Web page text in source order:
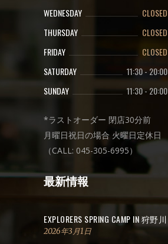
WEDNESDAY
CLOSED
THURSDAY
CLOSED
FRIDAY
CLOSED
SATURDAY
11:30- 20:00
SUNDAY
11:30-20:00
*ラストオーダー 閉店30分前
月曜日祝日の場合 火曜日定休日
（CALL: 045-305-6995）
最新情報
EXPLORERS SPRING CAMP IN 狩野川
2026年3月1日